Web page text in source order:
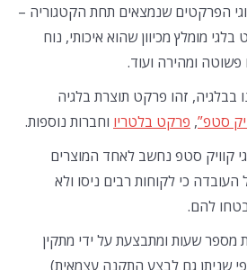
הפרקטים שנמצאים תחת הקטגוריה –
מומלץ מכיוון שהוא איכותי, נוח
פשוטה ומהירה ועוד.
בבלגיה, זהו פרקט תוצרת בלגיה
סטפ”, פרקט בלטריו וחברות נוספות.
קוויק סטפ נחשב לאחד המוצרים
כי לקוחות רבים ניסו ולא
להם.
מספר שעות ומתבצעת על ידי מתקין
שניתן גם לבצע התקנה עצמאית)